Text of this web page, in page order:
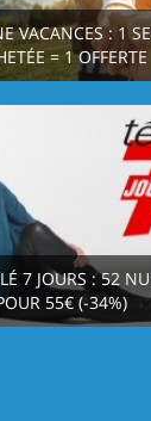
VACANCES : 1
= 1 OFFERTE
7 JOURS : 52
55€ (-34%)